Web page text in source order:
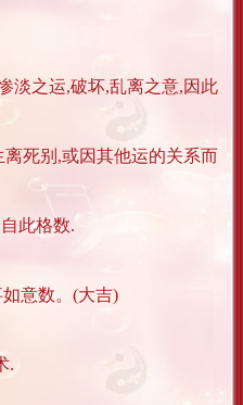
淡之运,破坏,乱离之意,因此
死别,或因其他运的关系而
此格数.
意数。(大吉)
.